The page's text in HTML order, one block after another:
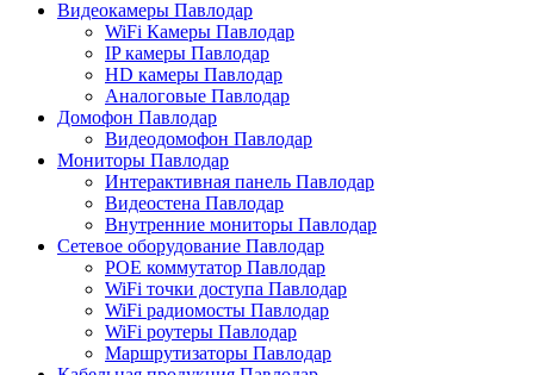
Видеокамеры Павлодар
WiFi Камеры Павлодар
IP камеры Павлодар
HD камеры Павлодар
Аналоговые Павлодар
Домофон Павлодар
Видеодомофон Павлодар
Мониторы Павлодар
Интерактивная панель Павлодар
Видеостена Павлодар
Внутренние мониторы Павлодар
Сетевое оборудование Павлодар
POE коммутатор Павлодар
WiFi точки доступа Павлодар
WiFi радиомосты Павлодар
WiFi роутеры Павлодар
Маршрутизаторы Павлодар